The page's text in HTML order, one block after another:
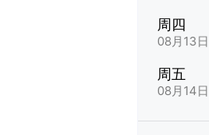
周四
08月13日
周五
08月14日